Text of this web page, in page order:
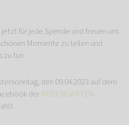
für jede Spende und freuen uns
Momente zu teilen und
zu tun.
den 09.04.2023 auf dem
der ROSENGARTEN-